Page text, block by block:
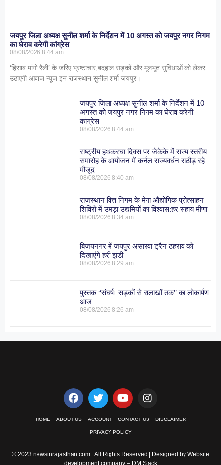
जयपुर जिला अध्यक्ष सुनील शर्मा के निर्देशन में 10 अगस्त को जयपुर नगर निगम
का घेराव करेगी कांग्रेस
08/08/2026 8:44 am
‘हिसाब मांगो रैली’ के जरिए भ्रष्टाचार,बदहाल सड़कों और मूलभूत सुविधाओं को लेकर
उठाएगी आवाज न्यूज इन राजस्थान सुनील शर्मा जयपुर।
जयपुर जिला अध्यक्ष सुनील शर्मा के निर्देशन में 10
अगस्त को जयपुर नगर निगम का घेराव करेगी
कांग्रेस
08/08/20268:44 am
राष्ट्रीय हथकरघा दिवस पर जेकेके में राज्य स्तरीय
समारोह के आयोजन में कर्नल राज्यवर्धन राठौड़ रहे
मौजूद
08/08/20268:40 am
राजस्थान वित्त निगम के मेगा औद्योगिक प्रोत्साहन
शिविरों में उमड़ा उद्यमियों का विश्वास:हर सहाय मीणा
08/08/20268:34 am
बिजयनगर में जयपुर असारवा ट्रैन ठहराव को
दिखाएंगे हरी झंडी
08/08/20268:29 am
पुस्तक ‘‘संघर्षः सड़कों से सलाखों तक’’ का लोकार्पण
आज
08/08/20268:26 am
HOME ABOUT US ACCOUNT CONTACT US DISCLAIMER
PRIVACY POLICY
© 2023 newsinrajasthan.com . All Rights Reserved | Designed by Website
development company – DM Stack